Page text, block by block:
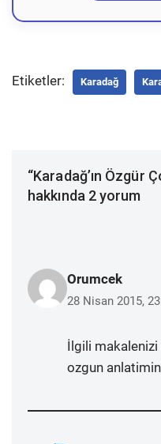
Etiketler: Karadağ
“Karadağ’ın Özgür
hakkında 2 yorum
Orumcek
28 Nisan 2015,
İlgili
ozgun